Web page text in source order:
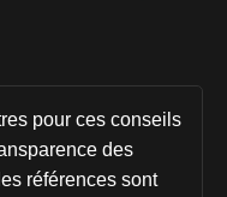
pour ces conseils
des
références sont